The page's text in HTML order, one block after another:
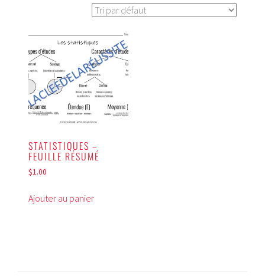
STATISTIQUES –
FEUILLE RÉSUMÉ
$1.00
Ajouter au panier